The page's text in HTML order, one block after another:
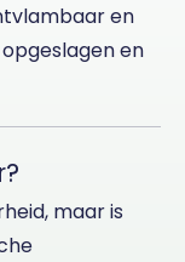
en
en
maar is